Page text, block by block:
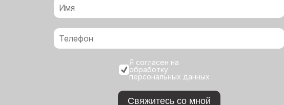
Я согласен на
обработку
персональных данных
Свяжитесь со мной